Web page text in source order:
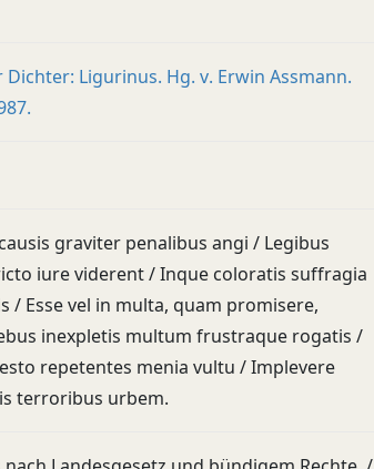
Ligurinus. Hg. v. Erwin Assmann.
graviter penalibus angi / Legibus
iure viderent / Inque coloratis suffragia
/ Esse vel in multa, quam promisere,
inexpletis multum frustraque rogatis /
repetentes menia vultu / Implevere
terroribus urbem.